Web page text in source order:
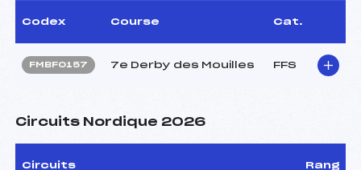
Codex Course Cat.
FMBF0157 7e Derby des Mouilles FFS
Circuits Nordique 2026
Circuits Rang